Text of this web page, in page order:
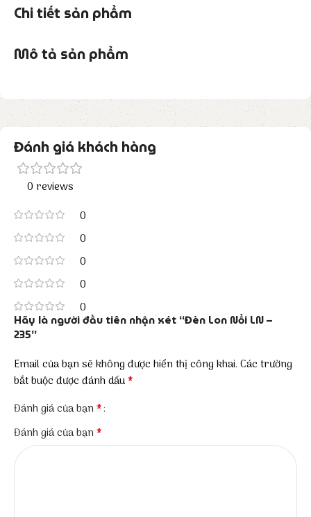
Chi tiết sản phẩm
Mô tả sản phẩm
Đánh giá khách hàng
0 reviews
0
0
0
0
0
Hãy là người đầu tiên nhận xét “Đèn Lon Nổi LN –
235”
Email của bạn sẽ không được hiển thị công khai. Các trường
bắt buộc được đánh dấu*
Đánh giá của bạn*
Đánh giá của bạn*